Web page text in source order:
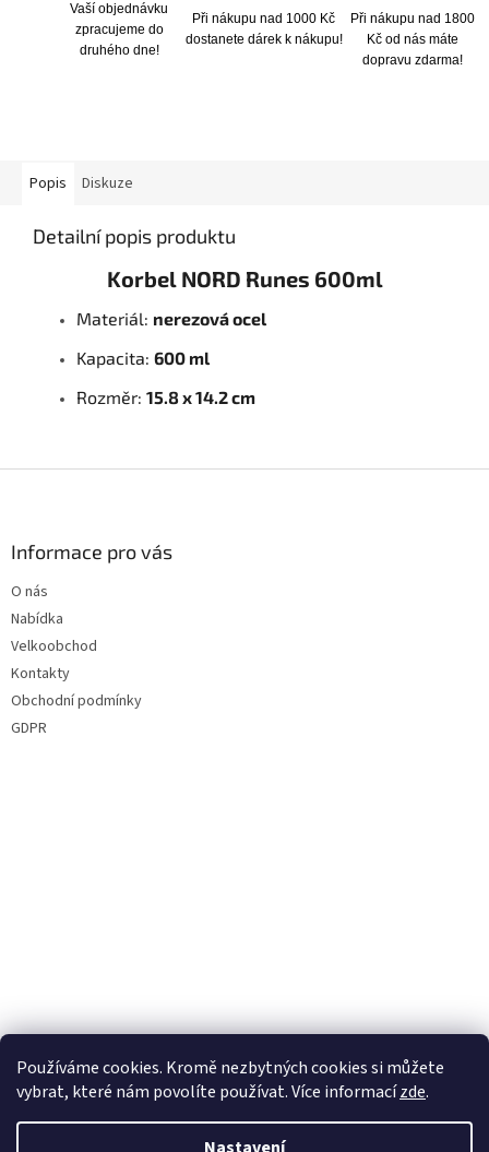
Používáme cookies. Kromě nezbytných cookies si můžete
vybrat, které nám povolíte používat. Více informacízde.
Vaší objednávku
zpracujeme do
druhého dne!
Při nákupu nad 1000 Kč
dostanete dárek k nákupu!
Při nákupu nad 1800
Kč od nás máte
dopravu zdarma!
Popis Diskuze
Detailní popis produktu
Korbel NORD Runes 600ml
Materiál: nerezová ocel
Kapacita: 600 ml
Rozměr: 15.8 x 14.2 cm
Informace pro vás
O nás
Nabídka
Velkoobchod
Kontakty
Obchodní podmínky
GDPR